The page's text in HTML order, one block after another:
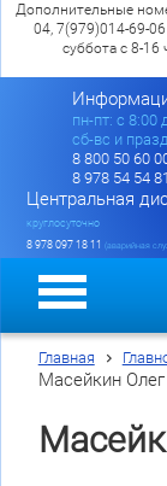
Дополнительные
04, 7(979)014-69-
суббота с 8-16
пн-пт: c 8:00
сб-вс и
8 800 50 60
8 978 54 54
Центральная
круглосуточно
8 978 097 18 11 (аварийная
Главная
Масейкин